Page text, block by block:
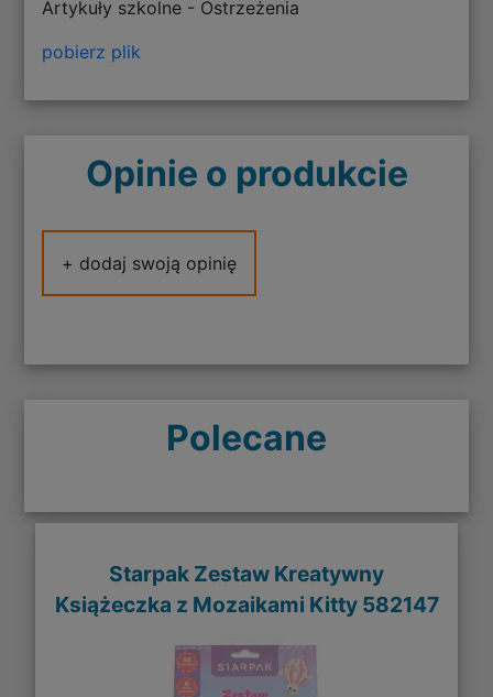
Artykuły szkolne - Ostrzeżenia
pobierz plik
Opinie o produkcie
+ dodaj swoją opinię
Polecane
Starpak Zestaw Kreatywny
Książeczka z Mozaikami Kitty 582147